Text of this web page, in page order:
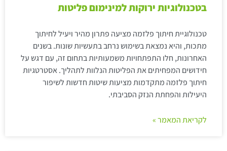
בטכנולוגיות ירוקות למינימום פליטות
טכנולוגיית חיתוך פלזמה מציעה פתרון מהיר ויעיל לחיתוך
מתכות, והיא נמצאת בשימוש נרחב בתעשיות שונות. בשנים
האחרונות, חלו התפתחויות משמעותיות בתחום זה, עם דגש על
חידושים המפחיתים את הפליטות הנלוות לתהליך. אסטרטגיות
חיתוך פלזמה מתקדמות מציעות שיטות חדשות לשיפור
היעילות והפחתת הנזק הסביבתי.
לקריאת המאמר »